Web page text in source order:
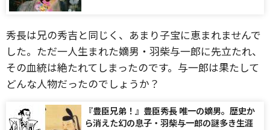
秀長は兄の秀吉と同じく、あまり子宝に恵まれませんで
した。ただ一人生まれた嫡男・羽柴与一郎に先立たれ、
その血統は絶たれてしまったのです。与一郎は果たして
どんな人物だったのでしょうか？
『豊臣兄弟！』豊臣秀長 唯一の嫡男。歴史か
ら消えた幻の息子・羽柴与一郎の謎多き生涯